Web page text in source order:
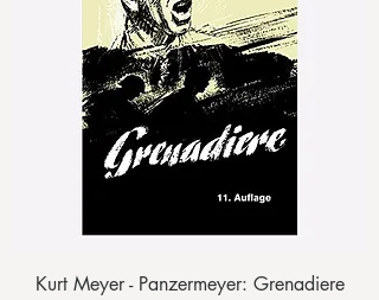
Kurt Meyer - Panzermeyer: Grenadiere